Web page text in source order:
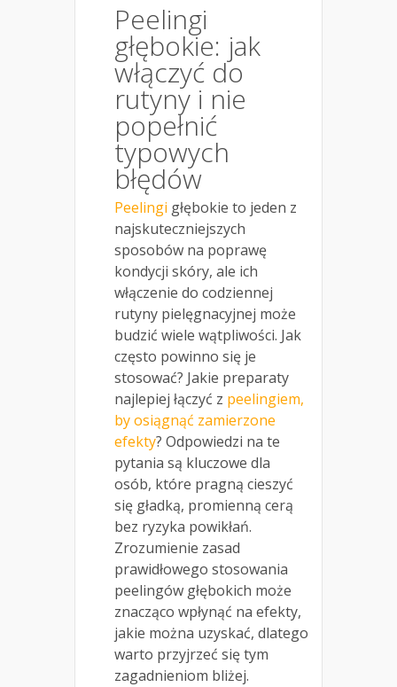
Peelingi
głębokie: jak
włączyć do
rutyny i nie
popełnić
typowych
błędów
Peelingi głębokie to jeden z
najskuteczniejszych
sposobów na poprawę
kondycji skóry, ale ich
włączenie do codziennej
rutyny pielęgnacyjnej może
budzić wiele wątpliwości. Jak
często powinno się je
stosować? Jakie preparaty
najlepiej łączyć z peelingiem,
by osiągnąć zamierzone
efekty? Odpowiedzi na te
pytania są kluczowe dla
osób, które pragną cieszyć
się gładką, promienną cerą
bez ryzyka powikłań.
Zrozumienie zasad
prawidłowego stosowania
peelingów głębokich może
znacząco wpłynąć na efekty,
jakie można uzyskać, dlatego
warto przyjrzeć się tym
zagadnieniom bliżej.